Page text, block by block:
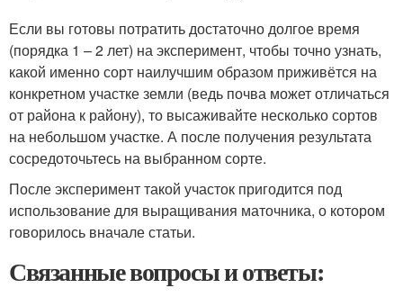
Если вы готовы потратить достаточно долгое время
(порядка 1 – 2 лет) на эксперимент, чтобы точно узнать,
какой именно сорт наилучшим образом приживётся на
конкретном участке земли (ведь почва может отличаться
от района к району), то высаживайте несколько сортов
на небольшом участке. А после получения результата
сосредоточьтесь на выбранном сорте.
После эксперимент такой участок пригодится под
использование для выращивания маточника, о котором
говорилось вначале статьи.
Связанные вопросы и ответы: